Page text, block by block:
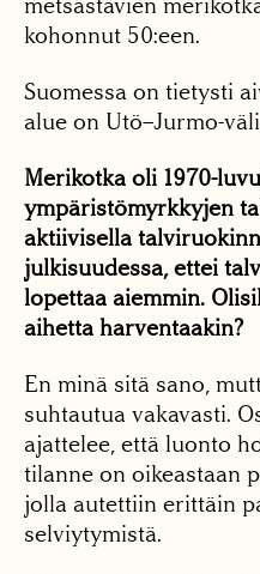
kohonnut 50:een.
Suomessa on tietysti
alue on Utö–Jurmo-
Merikotka oli 1970-
ympäristömyrkkyjen
aktiivisella
julkisuudessa, ettei
lopettaa aiemmin.
aihetta harventaakin?
En minä sitä sano,
suhtautua vakavasti.
ajattelee, että luonto
tilanne on oikeastaan
jolla autettiin erittäin
selviytymistä.